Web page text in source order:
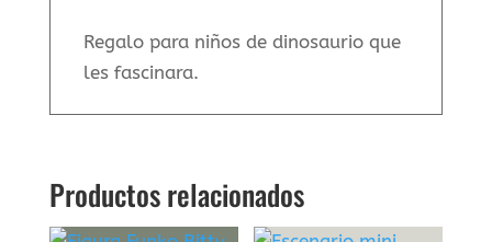
Regalo para niños de dinosaurio que
les fascinara.
Productos relacionados